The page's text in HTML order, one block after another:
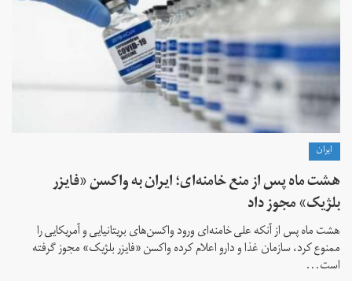
ايران
هشت ماه پس از منع خامنه‌ای؛ ایران به واکسن «فایزر
بلژیک» مجوز داد
هشت ماه پس از آنکه علی خامنه‌ای ورود واکسن‌های بریتانیایی و آمریکایی را
ممنوع کرد، سازمان غذا و دارو اعلام کرده واکسن «فایزر بلژیک» مجوز گرفته
است...